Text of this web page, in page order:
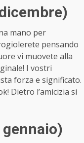
mano per
pensando
vi muovete alla
I vostri
forza e significato.
Dietro l’amicizia si